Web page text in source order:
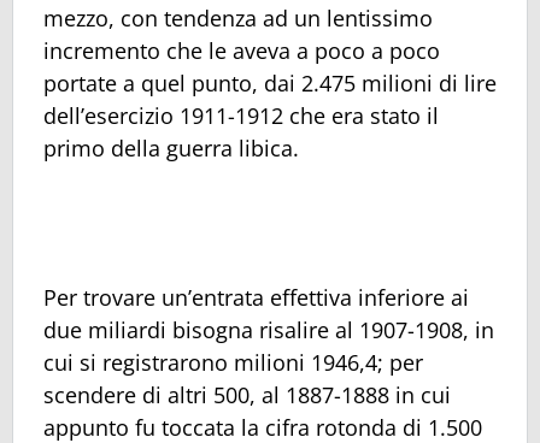
mezzo, con tendenza ad un lentissimo
incremento che le aveva a poco a poco
portate a quel punto, dai 2.475 milioni di lire
dell’esercizio 1911-1912 che era stato il
primo della guerra libica.
Per trovare un’entrata effettiva inferiore ai
due miliardi bisogna risalire al 1907-1908, in
cui si registrarono milioni 1946,4; per
scendere di altri 500, al 1887-1888 in cui
appunto fu toccata la cifra rotonda di 1.500